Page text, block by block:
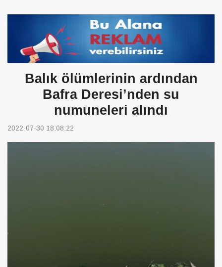
Derneği:Vicdanlarınız tutsak, kalemleriniz esir
Balık ölümlerinin ardından
Bafra Deresi’nden su
numuneleri alındı
2022-07-30 18:08:22